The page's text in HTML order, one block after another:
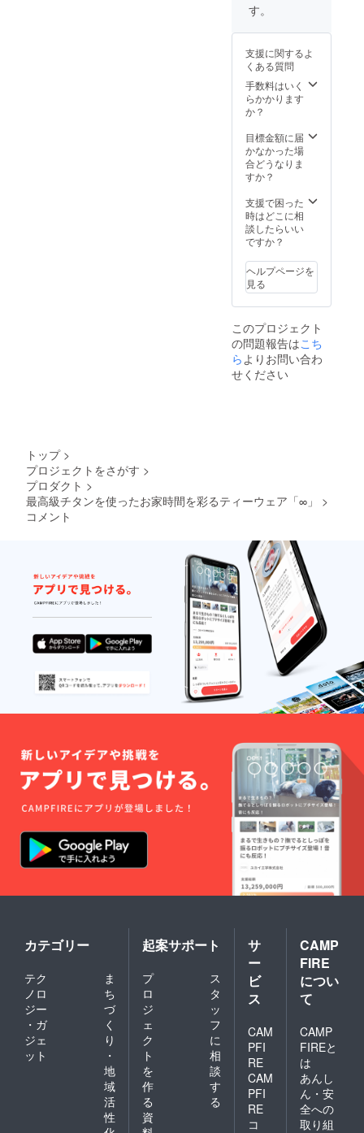
合等に
荷時期
が遅れ
る場合
があり
ます
す。
支援に関するよ
くある質問
手数料はいく
らかかります
か？
目標金額に届
かなかった場
合どうなりま
すか？
支援で困った
時はどこに相
談したらいい
ですか？
ヘルプページを
見る
このプロジェクト
の問題報告はこち
ら よりお問い合わ
せください
トップ >
プロジェクトをさがす >
プロダクト >
最高級チタンを使ったお家時間を彩るティーウェア「∞」
>
コメント
カテゴリー
テク
ノロ
ジー
・ガ
ジェ
ット
ま
ち
づ
く
り
・
地
域
活
性
起案サポート
プ
ロ
ジ
ェ
ク
ト
を
作
る
ス
タ
ッ
フ
に
相
談
す
る
資
サ
ー
ビ
ス
CAM
PFI
RE
CAM
PFI
RE
コ
CAMP
FIRE
につい
て
CAMP
FIREと
は
あんし
ん・安
全への
取り組